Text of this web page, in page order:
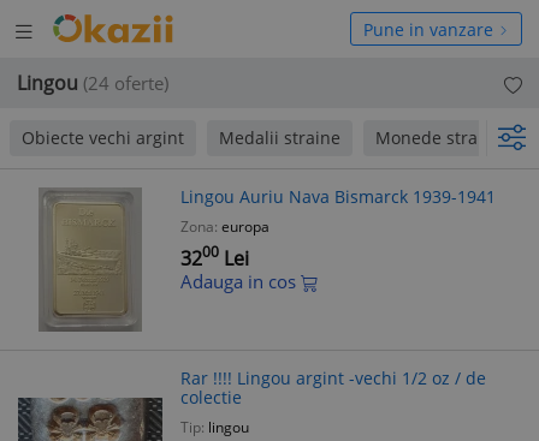
Deschide
meniul
Pune in vanzare
Lingou (24 oferte)
Obiecte vechi argint Medalii straine Monede straine
Lingou Auriu Nava Bismarck 1939-1941
Zona: europa
3200 Lei
Adauga in cos
Rar !!!! Lingou argint -vechi 1/2 oz / de
colectie
Tip: lingou